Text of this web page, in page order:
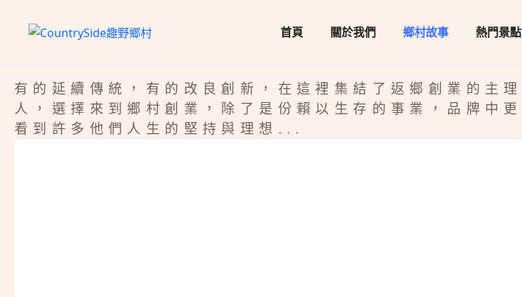
首頁 關於我們 鄉村故事 熱門景點
有的延續傳統，有的改良創新，在這裡集結了返鄉創業的主理
人，選擇來到鄉村創業，除了是份賴以生存的事業，品牌中更
看到許多他們人生的堅持與理想...